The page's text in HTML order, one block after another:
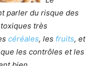
parler du risque des
très
céréales, les fruits, et
les contrôles et les